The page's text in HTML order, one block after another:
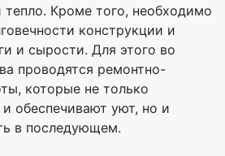
тепло. Кроме того, необходимо
конструкции и
и сырости. Для этого во
проводятся ремонтно-
которые не только
обеспечивают уют, но и
в последующем.